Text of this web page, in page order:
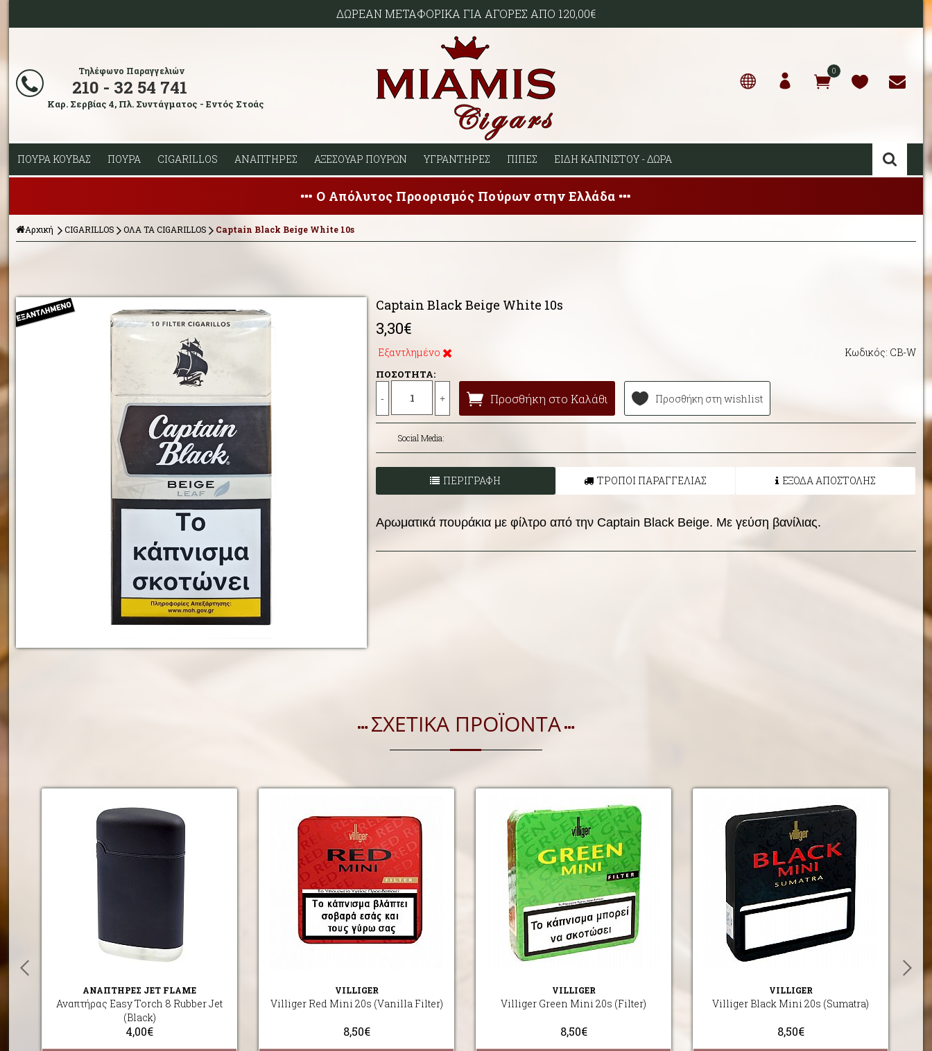
ΔΩΡΕΑΝ ΜΕΤΑΦΟΡΙΚΑ ΓΙΑ ΑΓΟΡΕΣ ΑΠΟ 120,00€
Τηλέφωνο Παραγγελιών
210 - 32 54 741
Καρ. Σερβίας 4, Πλ. Συντάγματος - Εντός Στοάς
0
ΠΟΥΡΑ ΚΟΥΒΑΣ ΠΟΥΡΑ CIGARILLOS ΑΝΑΠΤΗΡΕΣ ΑΞΕΣΟΥΑΡ ΠΟΥΡΩΝ ΥΓΡΑΝΤΗΡΕΣ ΠΙΠΕΣ ΕΙΔΗ ΚΑΠΝΙΣΤΟΥ - ΔΩΡΑ
Ο Απόλυτος Προορισμός Πούρων στην Ελλάδα
Αρχική CIGARILLOS ΟΛΑ ΤΑ CIGARILLOS Captain Black Beige White 10s
Captain Black Beige White 10s
3,30€
Εξαντλημένο Κωδικός: CB-W
ΠΟΣΟΤΗΤΑ:
- + Προσθήκη στο Καλάθι Προσθήκη στη wishlist
Social Media:
ΠΕΡΙΓΡΑΦΗ ΤΡΟΠΟΙ ΠΑΡΑΓΓΕΛΙΑΣ ΕΞΟΔΑ ΑΠΟΣΤΟΛΗΣ
Αρωματικά πουράκια με φίλτρο από την Captain Black Beige. Με γεύση βανίλιας.
ΣΧΕΤΙΚΑ ΠΡΟΪΟΝΤΑ
ΑΝΑΠΤΗΡΕΣ JET FLAME
Αναπτήρας Easy Torch 8 Rubber Jet
(Black)
4,00€
VILLIGER
Villiger Red Mini 20s (Vanilla Filter)
8,50€
VILLIGER
Villiger Green Mini 20s (Filter)
8,50€
VILLIGER
Villiger Black Mini 20s (Sumatra)
8,50€